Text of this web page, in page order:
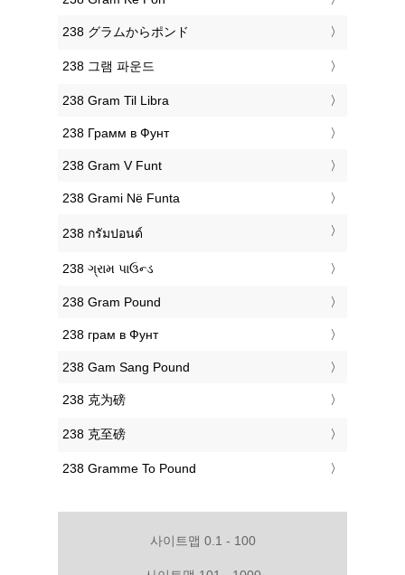
‎238 グラムからポンド
‎238 그램 파운드
‎238 Gram Til Libra
‎238 Грамм в Фунт
‎238 Gram V Funt
‎238 Grami Në Funta
‎238 กรัมปอนด์
‎238 ગ્રામ પાઉન્ડ
‎238 Gram Pound
‎238 грам в Фунт
‎238 Gam Sang Pound
‎238 克为磅
‎238 克至磅
‎238 Gramme To Pound
사이트맵 0.1 - 100